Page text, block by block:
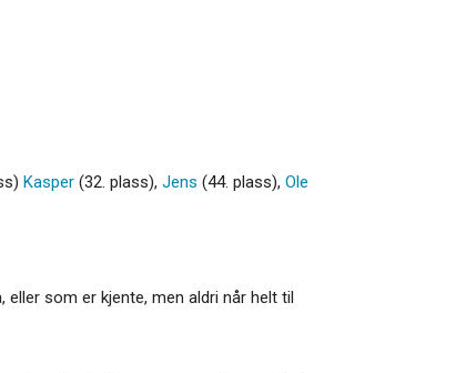
Kasper (32. plass), Jens (44. plass), Ole
som er kjente, men aldri når helt til